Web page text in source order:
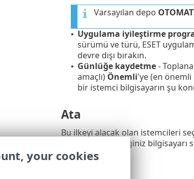
Varsayılan depo
• Uygulama iyileştirme
sürümü ve türü, ESET
devre dışı bırakın.
• Günlüğe kaydetme-
amaçlı) Önemli'ye (en önemli
bir istemci bilgisayarın şu
Ata
Bu ilkeyi alacak olan istemcileri
uygulamak istediğiniz bilgisayarı
your cookies